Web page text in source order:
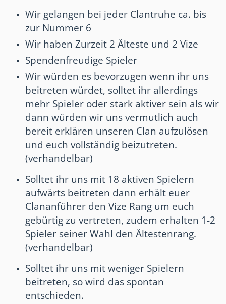
Wir gelangen bei jeder Clantruhe ca. bis
zur Nummer 6
Wir haben Zurzeit 2 Älteste und 2 Vize
Spendenfreudige Spieler
Wir würden es bevorzugen wenn ihr uns
beitreten würdet, solltet ihr allerdings
mehr Spieler oder stark aktiver sein als wir
dann würden wir uns vermutlich auch
bereit erklären unseren Clan aufzulösen
und euch vollständig beizutreten.
(verhandelbar)
Solltet ihr uns mit 18 aktiven Spielern
aufwärts beitreten dann erhält euer
Clananführer den Vize Rang um euch
gebürtig zu vertreten, zudem erhalten 1-2
Spieler seiner Wahl den Ältestenrang.
(verhandelbar)
Solltet ihr uns mit weniger Spielern
beitreten, so wird das spontan
entschieden.